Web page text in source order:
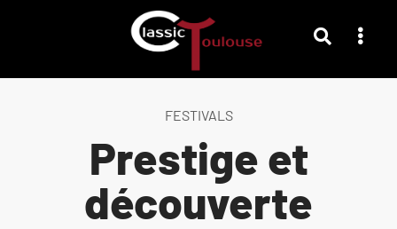
FESTIVALS
Prestige et
découverte